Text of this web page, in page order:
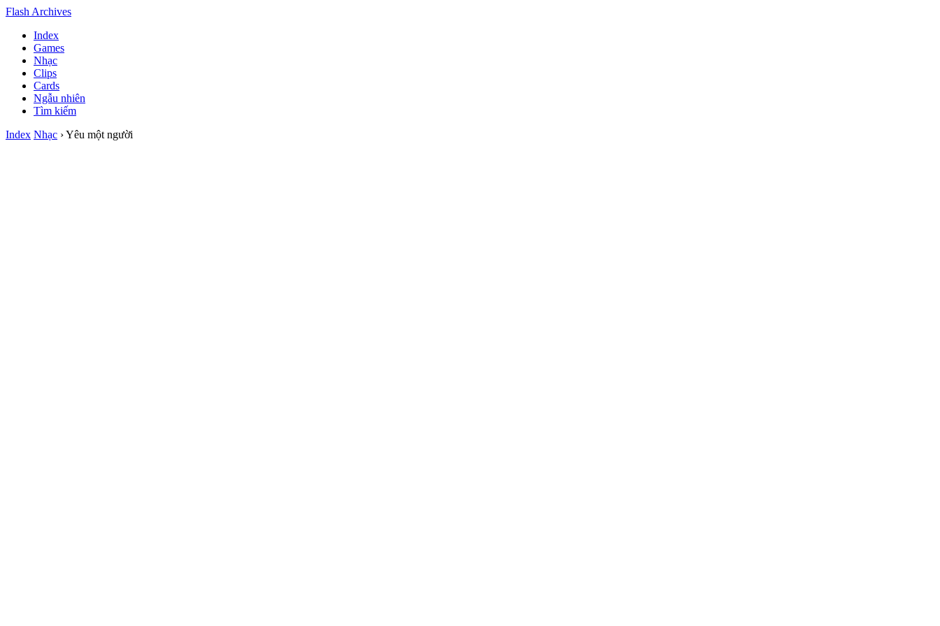
Flash Archives
Index
Games
Nhạc
Clips
Cards
Ngẫu nhiên
Tìm kiếm
Index Nhạc › Yêu một người